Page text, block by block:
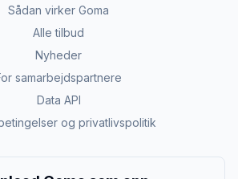
Sådan virker Goma
Alle tilbud
Nyheder
samarbejdspartnere
Data API
og privatlivspolitik